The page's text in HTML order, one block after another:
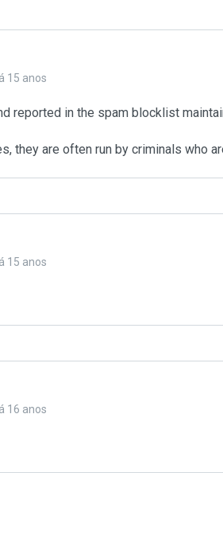
15 anos
reported in the spam blocklist
they are often run by criminals who
15 anos
16 anos